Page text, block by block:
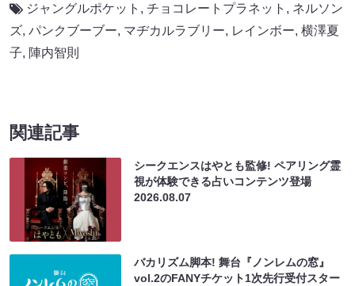
ジャングルポケット , チョコレートプラネット , ネルソン
ズ, パンクブーブー, マヂカルラブリー, レインボー, 横澤夏
子, 陣内智則
関連記事
シークエンスはやとも監修! ペアリング霊
視が体験できる占いコンテンツ登場
2026.08.07
バカリズム脚本! 舞台『ノンレムの窓』
vol.2のFANYチケット1次先行受付スター